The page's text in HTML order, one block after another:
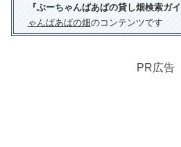
『ぶーちゃんばあばの貸し畑検索ガイ
ゃんばあばの畑のコンテンツです
PR広告